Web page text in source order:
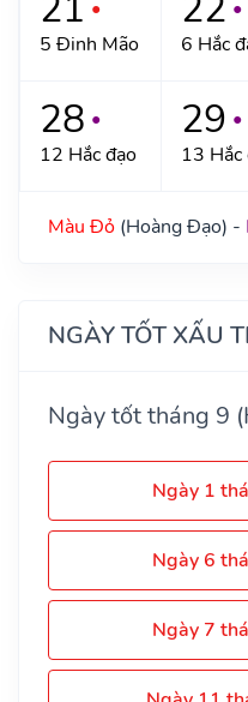
●
5 Đinh Mão
●
6 Hắc
28 ●
12 Hắc đạo
29 ●
13 Hắc
Màu Đỏ (Hoàng Đạo) -
NGÀY TỐT XẤU
Ngày tốt tháng 9
Ngày 1
Ngày 6
Ngày 7